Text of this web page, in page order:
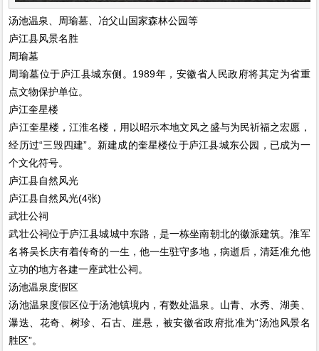
汤池温泉、周瑜墓、冶父山国家森林公园等
庐江县风景名胜
周瑜墓
周瑜墓位于庐江县城东侧。1989年，安徽省人民政府将其定为省重
点文物保护单位。
庐江奎星楼
庐江奎星楼，江淮名楼，用以昭示本地文风之盛与为民祈福之宏愿，
经历过“三毁四建”。新建成的奎星楼位于庐江县城东公园，已成为一
个文化符号。
庐江县自然风光
庐江县自然风光(4张)
武壮公祠
武壮公祠位于庐江县城城中东路，是一栋坐南朝北的徽派建筑。淮军
名将吴长庆有着传奇的一生，他一生驻守多地，病逝后，清廷准允他
立功的地方各建一座武壮公祠。
汤池温泉度假区
汤池温泉度假区位于汤池镇境内，有数处温泉。山青、水秀、湖美、
瀑迭、花奇、树珍、石古、崖悬，被安徽省政府批准为“汤池风景名
胜区”。